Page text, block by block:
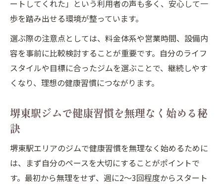
ートしてくれた」という利用者の声も多く、安心して一
歩を踏み出せる環境が整っています。
選ぶ際の注意点としては、料金体系や営業時間、設備内
容を事前に比較検討することが重要です。自分のライフ
スタイルや目標に合ったジムを選ぶことで、継続しやす
くなり、理想の健康習慣につながります。
堺東駅ジムで健康習慣を無理なく始める秘
訣
堺東駅エリアのジムで健康習慣を無理なく始めるために
は、まず自分のペースを大切にすることがポイントで
す。最初から無理をせず、週に2～3回程度からスタート